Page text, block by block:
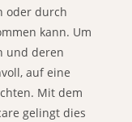
oder durch
kann. Um
und deren
auf eine
Mit dem
gelingt dies